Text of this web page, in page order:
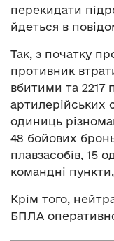
перекидати
йдеться в
Так, з початку
противник
вбитими та 2217
артилерійських
одиниць
48 бойових
плавзасобів, 15
командні
Крім того,
БПЛА